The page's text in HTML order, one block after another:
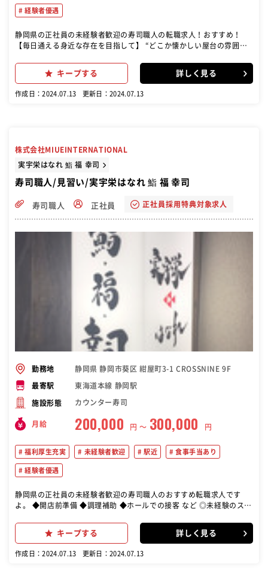
経験者優遇
静岡県の正社員の未経験者歓迎の寿司職人の転職求人！おすすめ！
【毎日通える身近な存在を目指して】 “どこか懐かしい屋台の雰囲
握り寿司居酒屋「や台ずし」、全品280円(税込308円)低価格居酒屋
「ニパチ」、鮮魚刺身と鶏黒炭焼「せんと」、串カツ居酒屋「これ
キープする 詳しく見る
作成日：2024.07.13 更新日：2024.07.13
株式会社MIUEINTERNATIONAL
実宇栄はなれ 鮨 福 幸司
寿司職人/見習い/実宇栄はなれ 鮨 福 幸司
寿司職人 正社員 正社員採用特典対象求人
勤務地 静岡県 静岡市葵区 紺屋町3-1 CROSSNINE 9F
最寄駅 東海道本線 静岡駅
施設形態 カウンター寿司
月給 200,000 円 〜 300,000 円
福利厚生充実 未経験者歓迎 駅近 食事手当あり
経験者優遇
静岡県の正社員の未経験者歓迎の寿司職人のおすすめ転職求人です
よ。 ◆開店前準備 ◆調理補助 ◆ホールでの接客 など ◎未経験のスタ
キープする 詳しく見る
作成日：2024.07.13 更新日：2024.07.13